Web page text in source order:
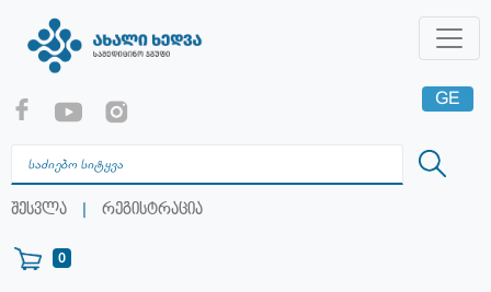
შესვლა | რეგისტრაცია
0
GE
RU